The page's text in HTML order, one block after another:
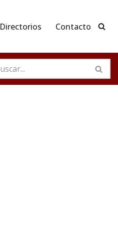
Directorios Contacto